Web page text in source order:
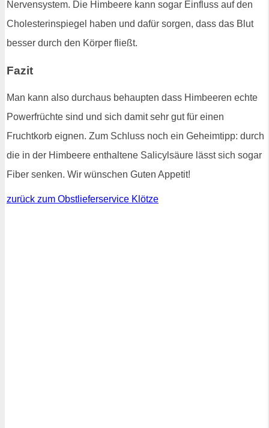
Nervensystem. Die Himbeere kann sogar Einfluss auf den
Cholesterinspiegel haben und dafür sorgen, dass das Blut
besser durch den Körper fließt.
Fazit
Man kann also durchaus behaupten dass Himbeeren echte
Powerfrüchte sind und sich damit sehr gut für einen
Fruchtkorb eignen. Zum Schluss noch ein Geheimtipp: durch
die in der Himbeere enthaltene Salicylsäure lässt sich sogar
Fiber senken. Wir wünschen Guten Appetit!
zurück zum Obstlieferservice Klötze